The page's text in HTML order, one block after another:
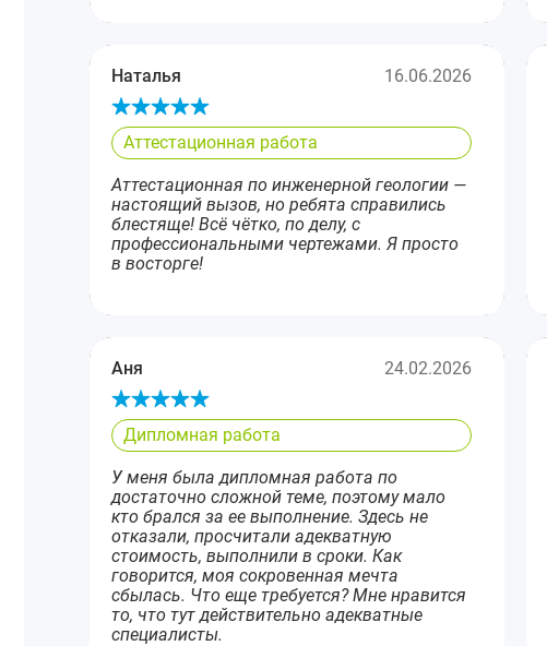
Наталья 16.06.2026
Аттестационная работа
Аттестационная по инженерной геологии —
настоящий вызов, но ребята справились
блестяще! Всё чётко, по делу, с
профессиональными чертежами. Я просто
в восторге!
Аня 24.02.2026
Дипломная работа
У меня была дипломная работа по
достаточно сложной теме, поэтому мало
кто брался за ее выполнение. Здесь не
отказали, просчитали адекватную
стоимость, выполнили в сроки. Как
говорится, моя сокровенная мечта
сбылась. Что еще требуется? Мне нравится
то, что тут действительно адекватные
специалисты.